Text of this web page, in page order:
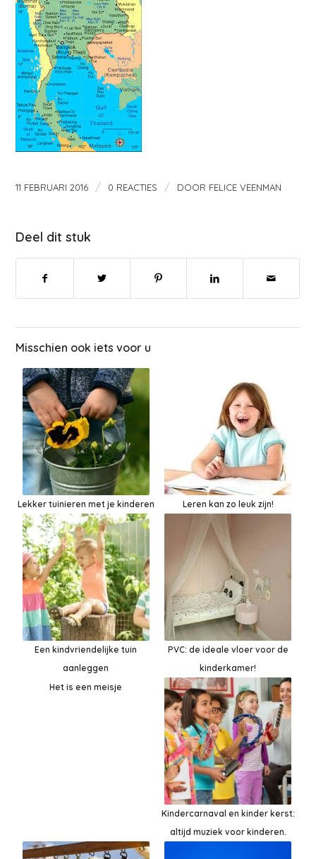
11 FEBRUARI 2016 / 0 REACTIES / DOOR FELICE VEENMAN
Deel dit stuk
Misschien ook iets voor u
Lekker tuinieren met je kinderen Leren kan zo leuk zijn!
Een kindvriendelijke tuin
aanleggen
PVC: de ideale vloer voor de
kinderkamer!
Het is een meisje
Kindercarnaval en kinder kerst:
altijd muziek voor kinderen.